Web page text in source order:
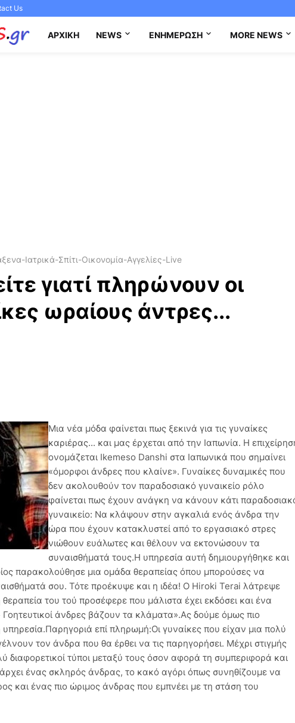
Us
ΑΡΧΙΚΉ NEWS ΕΝΗΜΈΡΩΣΗ MORE NEWS
Ιατρικά-Σπίτι-Οικονομία-Αγγελίες-Live
γιατί πληρώνουν οι
ωραίους άντρες...
Mια νέα μόδα φαίνεται πως ξεκινά για τις γυναίκες
καριέρας... και μας έρχεται από την Ιαπωνία. Η
ονομάζεται Ikemeso Danshi στα Ιαπωνικά που σημαίνει
«όμορφοι άνδρες που κλαίνε». Γυναίκες δυναμικές που
δεν ακολουθούν τον παραδοσιακό γυναικείο ρόλο
φαίνεται πως έχουν ανάγκη να κάνουν κάτι
γυναικείο: Να κλάψουν στην αγκαλιά ενός άνδρα την
ώρα που έχουν κατακλυστεί από το εργασιακό στρες
νιώθουν ευάλωτες και θέλουν να εκτονώσουν τα
συναισθήματά τους.Η υπηρεσία αυτή δημιουργήθηκε και
παρακολούθησε μια ομάδα θεραπείας όπου μπορούσες να
σου. Τότε προέκυψε και η ιδέα! Ο Hiroki Terai λάτρεψε
του τού προσέφερε που μάλιστα έχει εκδόσει και ένα
άνδρες βάζουν τα κλάματα».Ας δούμε όμως πιο
επί πληρωμή:Οι γυναίκες που είχαν μια πολύ
τον άνδρα που θα έρθει να τις παρηγορήσει. Μέχρι στιγμής
διαφορετικοί τύποι μεταξύ τους όσον αφορά τη συμπεριφορά και
ένας σκληρός άνδρας, το κακό αγόρι όπως συνηθίζουμε να
και ένας πιο ώριμος άνδρας που εμπνέει με τη στάση του